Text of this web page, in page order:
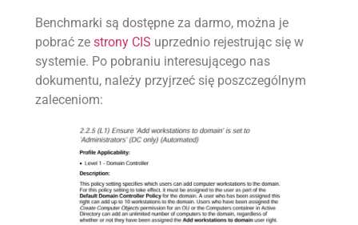
Benchmarki są dostępne za darmo, można je
pobrać ze strony CIS uprzednio rejestrując się w
systemie. Po pobraniu interesującego nas
dokumentu, należy przyjrzeć się poszczególnym
zaleceniom: